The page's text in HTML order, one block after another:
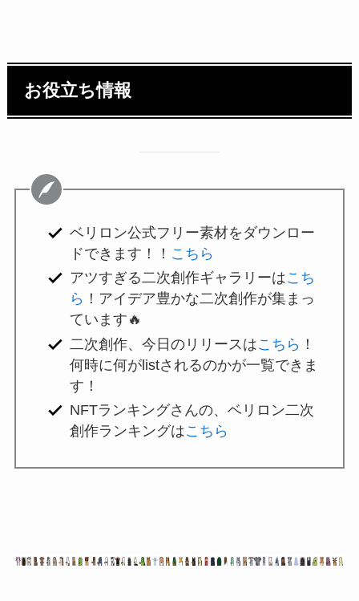
お役立ち情報
ベリロン公式フリー素材をダウンロー
ドできます！！ こちら
アツすぎる二次創作ギャラリーはこち
ら ！アイデア豊かな二次創作が集まっ
ています🔥
二次創作、今日のリリースはこちら ！
何時に何がlistされるのかが一覧できま
す！
NFTランキングさんの、ベリロン二次
創作ランキングはこちら